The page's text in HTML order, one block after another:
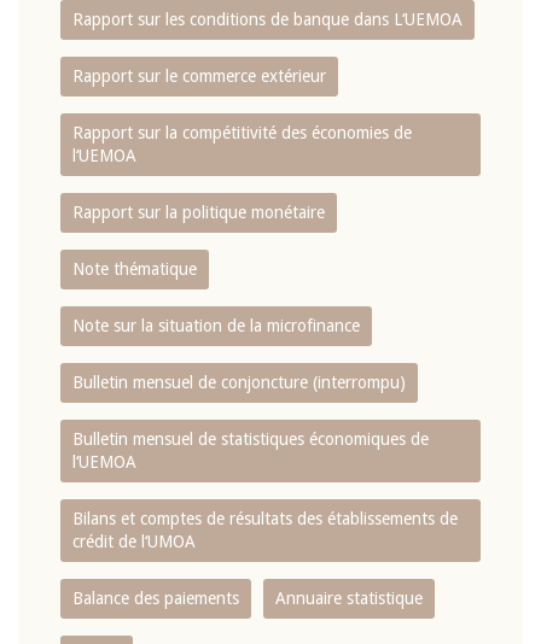
Rapport sur les conditions de banque dans L‘UEMOA
Rapport sur le commerce extérieur
Rapport sur la compétitivité des économies de
l‘UEMOA
Rapport sur la politique monétaire
Note thématique
Note sur la situation de la microfinance
Bulletin mensuel de conjoncture (interrompu)
Bulletin mensuel de statistiques économiques de
l‘UEMOA
Bilans et comptes de résultats des établissements de
crédit de l‘UMOA
Balance des paiements Annuaire statistique